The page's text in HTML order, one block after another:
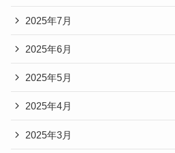
2025年7月
2025年6月
2025年5月
2025年4月
2025年3月